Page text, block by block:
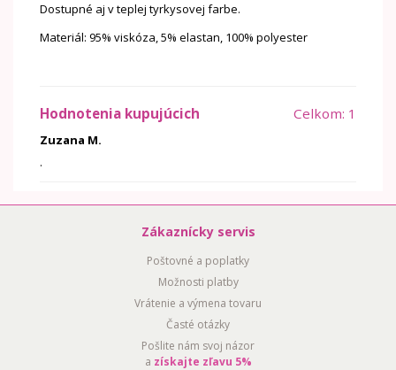
Dostupné aj v teplej tyrkysovej farbe.
Materiál: 95% viskóza, 5% elastan, 100% polyester
Celkom: 1
Hodnotenia kupujúcich
Zuzana M.
.
Zákaznícky servis
Poštovné a poplatky
Možnosti platby
Vrátenie a výmena tovaru
Časté otázky
Pošlite nám svoj názor
a získajte zľavu 5%